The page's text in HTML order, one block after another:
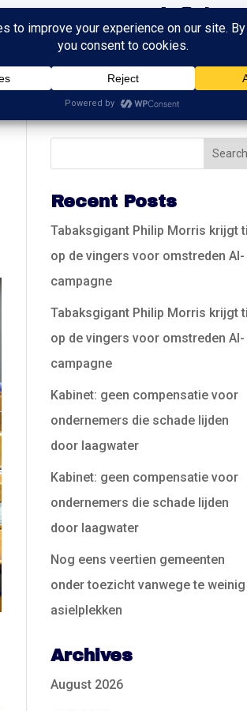
Recent Posts
Tabaksgigant Philip Morris krijgt
op de vingers voor omstreden AI-
campagne
Tabaksgigant Philip Morris krijgt
op de vingers voor omstreden AI-
campagne
Kabinet: geen compensatie voor
ondernemers die schade lijden
door laagwater
Kabinet: geen compensatie voor
ondernemers die schade lijden
door laagwater
Nog eens veertien gemeenten
onder toezicht vanwege te weinig
asielplekken
Archives
August 2026